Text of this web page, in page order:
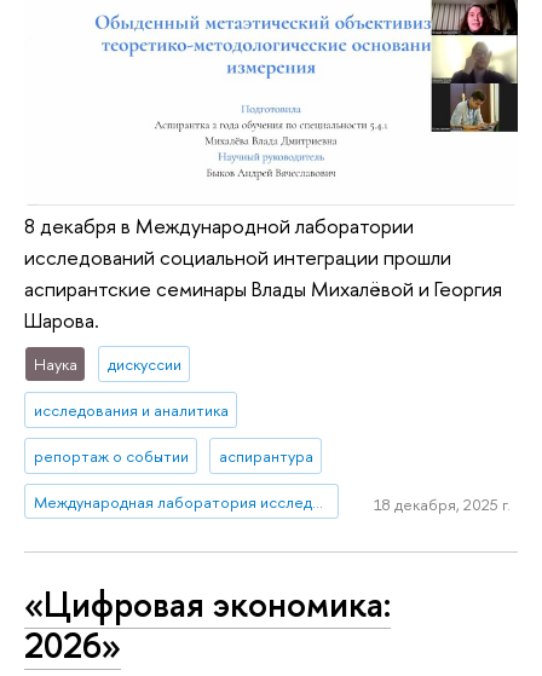
8 декабря в Международной лаборатории
исследований социальной интеграции прошли
аспирантские семинары Влады Михалёвой и Георгия
Шарова.
Наука дискуссии
исследования и аналитика
репортаж о событии аспирантура
18 декабря, 2025 г.
«Цифровая экономика:
2026»